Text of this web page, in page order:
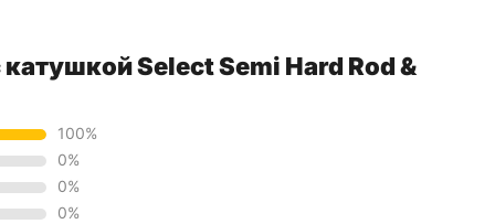
Select Semi Hard Rod &
100%
0%
0%
0%